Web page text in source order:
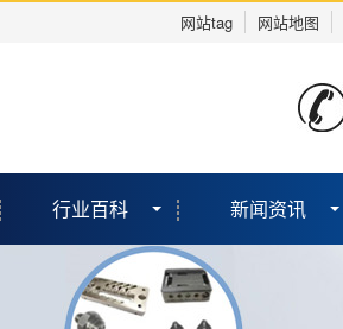
网站tag 网站地图
行业百科 新闻资讯